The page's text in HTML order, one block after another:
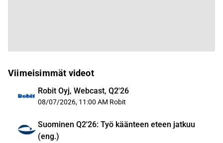
Viimeisimmät videot
Robit Oyj, Webcast, Q2'26
08/07/2026, 11:00 AM Robit
Suominen Q2'26: Työ käänteen eteen jatkuu
(eng.)